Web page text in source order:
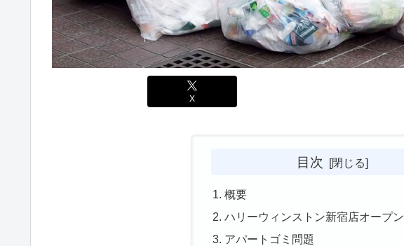
X
目次
概要
ハリーウィンストン新宿店オープン
アパートゴミ問題